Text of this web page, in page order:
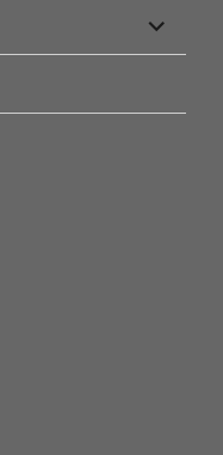
anzeigen